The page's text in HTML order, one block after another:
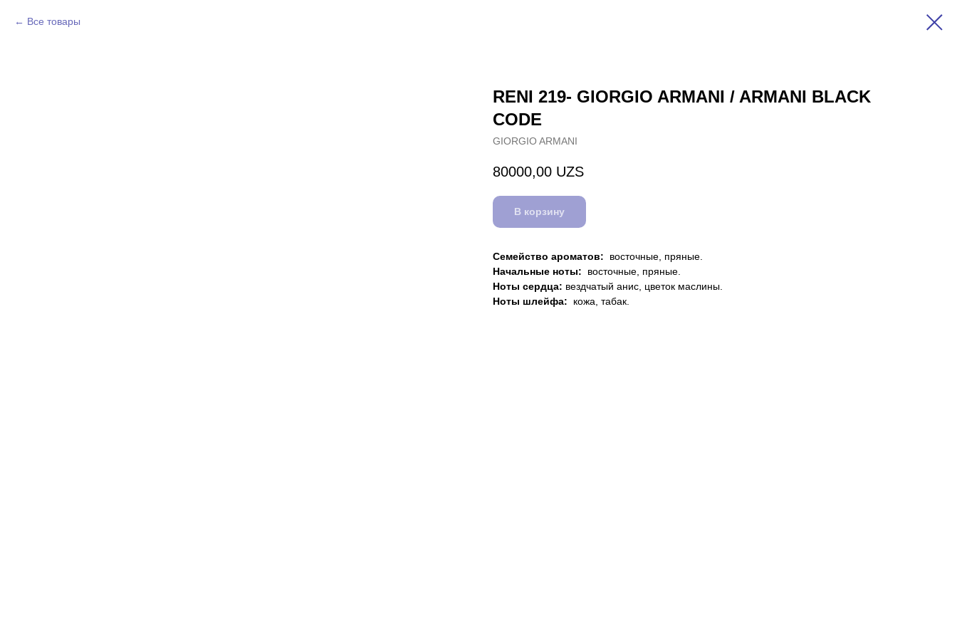
Все товары
RENI 219- GIORGIO ARMANI / ARMANI BLACK
CODE
GIORGIO ARMANI
80000,00 UZS
В корзину
Семейство ароматов:
восточные, пряные.
Начальные ноты:
восточные, пряные.
Ноты сердца: вездчатый анис, цветок маслины.
Ноты шлейфа:
кожа, табак.